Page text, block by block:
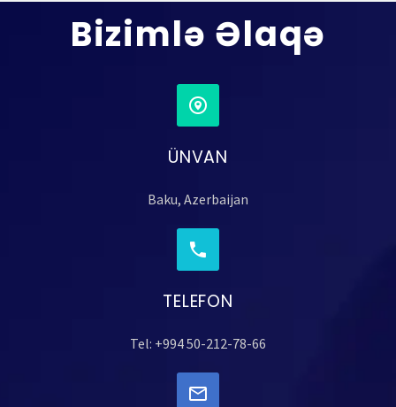
Bizimlə Əlaqə
ÜNVAN
Baku, Azerbaijan
TELEFON
Tel: +994 50-212-78-66